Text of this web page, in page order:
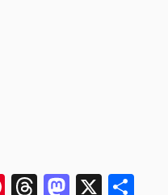
Pi T M X